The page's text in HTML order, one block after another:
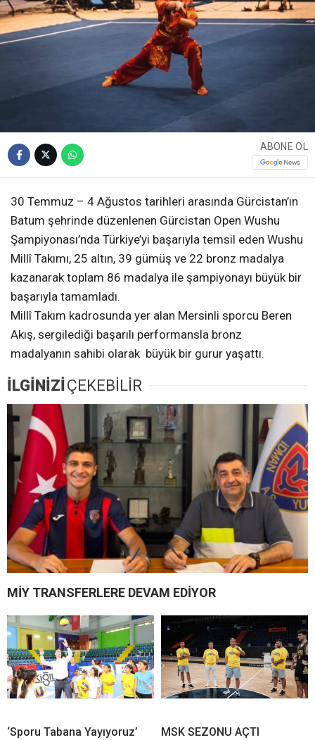
ABONE OL
30 Temmuz – 4 Ağustos tarihleri arasında Gürcistan’ın
Batum şehrinde düzenlenen Gürcistan Open Wushu
Şampiyonası’nda Türkiye’yi başarıyla temsil eden Wushu
Millî Takımı, 25 altın, 39 gümüş ve 22 bronz madalya
kazanarak toplam 86 madalya ile şampiyonayı büyük bir
başarıyla tamamladı.
Millî Takım kadrosunda yer alan Mersinli sporcu Beren
Akış, sergilediği başarılı performansla bronz
madalyanın sahibi olarak büyük bir gurur yaşattı.
İLGİNİZİÇEKEBİLİR
MİY TRANSFERLERE DEVAM EDİYOR
‘Sporu Tabana Yayıyoruz’ MSK SEZONU AÇTI